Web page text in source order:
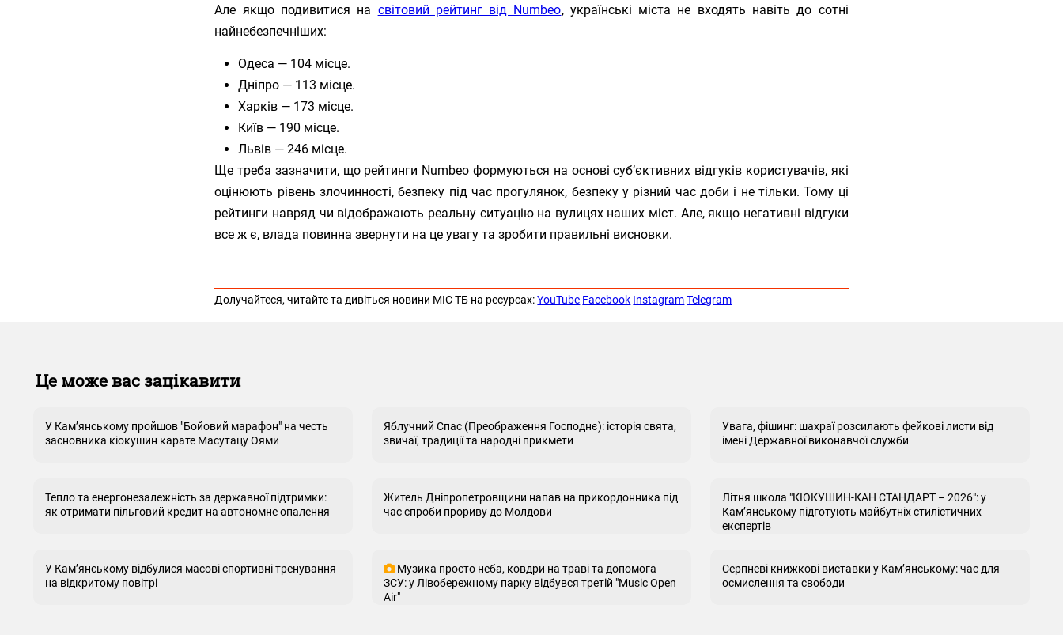
Але якщо подивитися на світовий рейтинг від Numbeo, українські міста не входять навіть до сотні
найнебезпечніших:
Одеса — 104 місце.
Дніпро — 113 місце.
Харків — 173 місце.
Київ — 190 місце.
Львів — 246 місце.
Ще треба зазначити, що рейтинги Numbeo формуються на основі суб’єктивних відгуків користувачів, які
оцінюють рівень злочинності, безпеку під час прогулянок, безпеку у різний час доби і не тільки. Тому ці
рейтинги навряд чи відображають реальну ситуацію на вулицях наших міст. Але, якщо негативні відгуки
все ж є, влада повинна звернути на це увагу та зробити правильні висновки.
Долучайтеся, читайте та дивіться новини МІС ТБ на ресурсах:YouTube Facebook Instagram Telegram
Це може вас зацікавити
У Кам’янському пройшов "Бойовий марафон" на честь
засновника кіокушин карате Масутацу Оями
Яблучний Спас (Преображення Господнє): історія свята,
звичаї, традиції та народні прикмети
Увага, фішинг: шахраї розсилають фейкові листи від
імені Державної виконавчої служби
Тепло та енергонезалежність за державної підтримки:
як отримати пільговий кредит на автономне опалення
Житель Дніпропетровщини напав на прикордонника під
час спроби прориву до Молдови
Літня школа "КІОКУШИН-КАН СТАНДАРТ – 2026": у
Кам’янському підготують майбутніх стилістичних
експертів
У Кам’янському відбулися масові спортивні тренування
на відкритому повітрі
Музика просто неба, ковдри на траві та допомога
ЗСУ: у Лівобережному парку відбувся третій "Music Open
Air"
Серпневі книжкові виставки у Кам’янському: час для
осмислення та свободи